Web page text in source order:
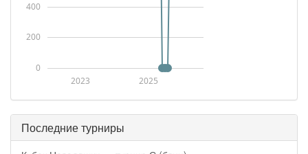
2023 2025
0
200
400
Последние турниры